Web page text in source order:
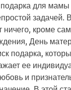
для мамы
задачей.
кроме
День
подарка,
ее
и